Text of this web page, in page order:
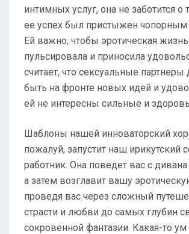
интимных услуг, она не заботится о
ее успех был пристыжен
Ей важно, чтобы эротическая
пульсировала и приносила
считает, что сексуальные
быть на фронте новых идей и
ей не интересны сильные и
Шаблоны нашей инноваторский
пожалуй, запустит наш ирикутский
работник. Она поведет вас с дивана
а затем возглавит вашу
проведя вас через сложный
страсти и любви до самых глубин
сокровенной фантазии. Какая-то ум